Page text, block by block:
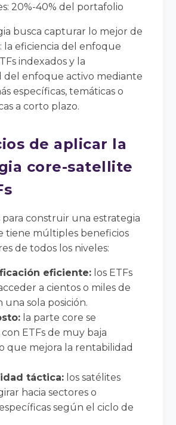
20%-40% del portafolio
busca capturar lo mejor de
la eficiencia del enfoque
indexados y la
enfoque activo mediante
específicas, temáticas o
a corto plazo.
de aplicar la
core-satellite
para construir una estrategia
tiene múltiples beneficios
de todos los niveles:
eficiente: los ETFs
a cientos o miles de
una sola posición.
la parte core se
ETFs de muy baja
que mejora la rentabilidad
táctica: los satélites
hacia sectores o
según el ciclo de